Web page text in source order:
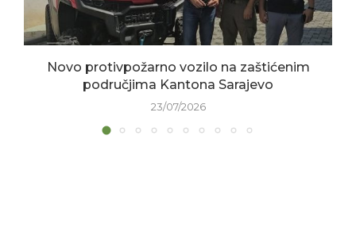
Novo protivpožarno vozilo na zaštićenim
područjima Kantona Sarajevo
23/07/2026